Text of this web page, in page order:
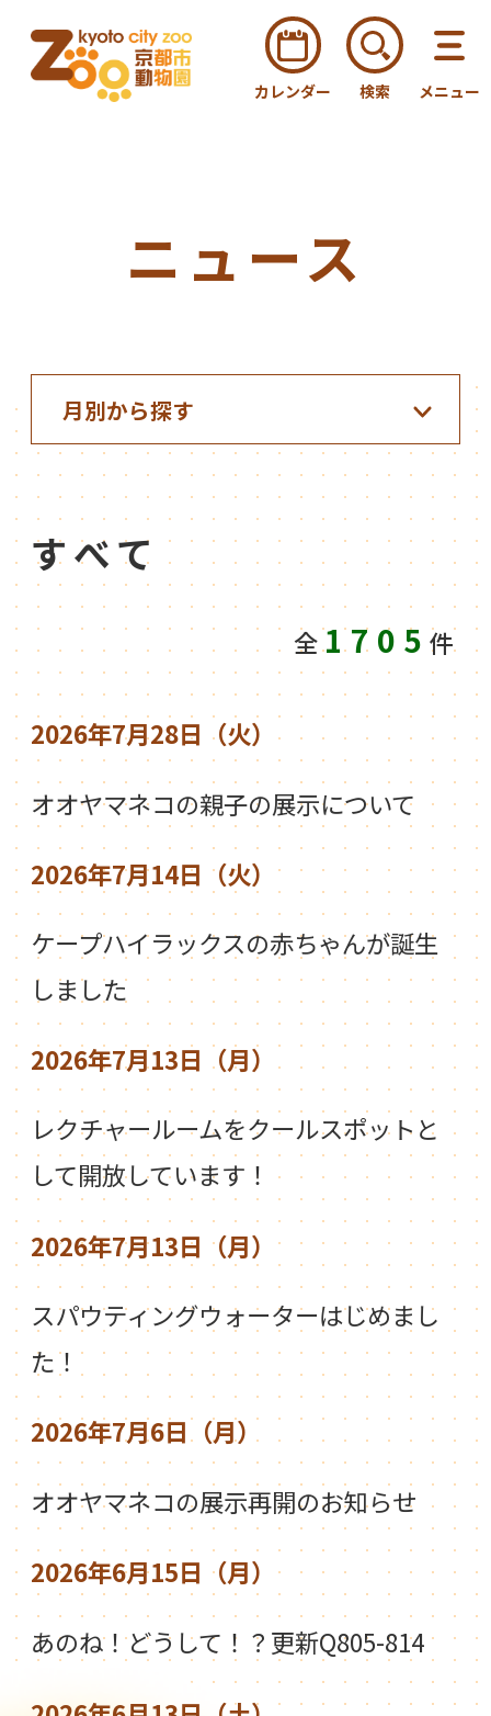
カレンダー 検索 メニュー
ニュース
すべて
全1705 件
2026年7月28日（火）
オオヤマネコの親子の展示について
2026年7月14日（火）
ケープハイラックスの赤ちゃんが誕生
しました
2026年7月13日（月）
レクチャールームをクールスポットと
して開放しています！
2026年7月13日（月）
スパウティングウォーターはじめまし
た！
2026年7月6日（月）
オオヤマネコの展示再開のお知らせ
2026年6月15日（月）
あのね！どうして！？更新Q805-814